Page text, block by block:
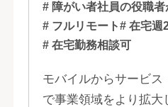
# 障がい者社員の役職者
# フルリモート# 在宅週
# 在宅勤務相談可
モバイルからサービス
で事業領域をより拡大